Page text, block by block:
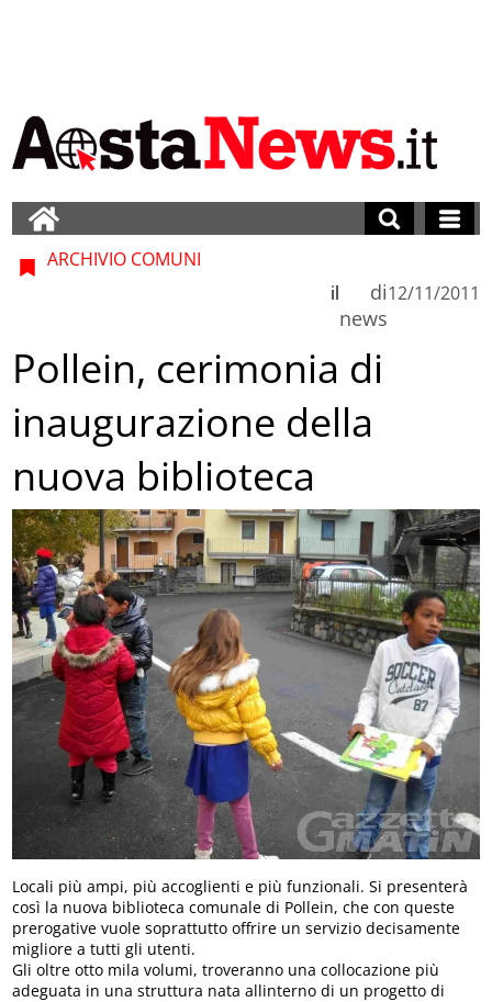
ARCHIVIO COMUNI
di
news
il 12/11/2011
Pollein, cerimonia di
inaugurazione della
nuova biblioteca
Locali più ampi, più accoglienti e più funzionali. Si presenterà
così la nuova biblioteca comunale di Pollein, che con queste
prerogative vuole soprattutto offrire un servizio decisamente
migliore a tutti gli utenti.
Gli oltre otto mila volumi, troveranno una collocazione più
adeguata in una struttura nata allinterno di un progetto di